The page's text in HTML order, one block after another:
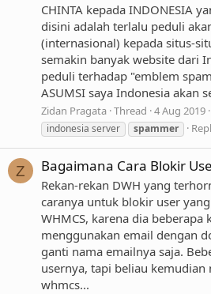
CHINTA kepada INDONESIA
disini adalah terlalu peduli
(internasional) kepada situs-
semakin banyak website dari
peduli terhadap "emblem
ASUMSI saya Indonesia akan
Zidan Pragata Thread 4 Aug 2019
indonesia server
spammer
Z Bagaimana Cara Blokir
Rekan-rekan DWH yang
caranya untuk blokir user
WHMCS, karena dia beberapa
menggunakan email dengan
ganti nama emailnya saja.
usernya, tapi beliau
whmcs...